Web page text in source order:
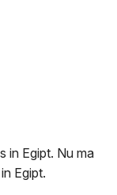
in Egipt. Nu ma
Egipt.